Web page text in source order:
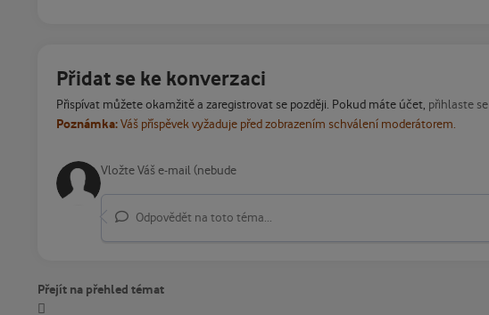
Přidat se ke konverzaci
Přispívat můžete okamžitě a zaregistrovat se později. Pokud máte účet, přihlaste se
Poznámka:Váš příspěvek vyžaduje před zobrazením schválení moderátorem.
Odpovědět na toto téma...
Přejít na přehled témat